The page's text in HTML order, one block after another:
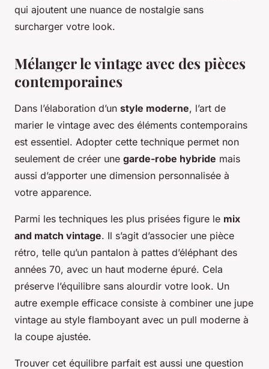
qui ajoutent une nuance de nostalgie sans
surcharger votre look.
Mélanger le vintage avec des pièces
contemporaines
Dans l’élaboration d’un style moderne, l’art de
marier le vintage avec des éléments contemporains
est essentiel. Adopter cette technique permet non
seulement de créer une garde-robe hybride mais
aussi d’apporter une dimension personnalisée à
votre apparence.
Parmi les techniques les plus prisées figure le mix
and match vintage. Il s’agit d’associer une pièce
rétro, telle qu’un pantalon à pattes d’éléphant des
années 70, avec un haut moderne épuré. Cela
préserve l’équilibre sans alourdir votre look. Un
autre exemple efficace consiste à combiner une jupe
vintage au style flamboyant avec un pull moderne à
la coupe ajustée.
Trouver cet équilibre parfait est aussi une question